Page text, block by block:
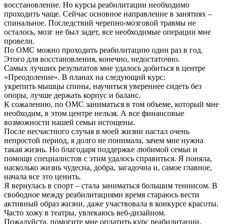
восстановление. Но курсы реабилитации необходимо
проходить чаще. Сейчас основное направление в занятиях –
спинальное. Последствий черепно-мозговой травмы не
осталось, мозг не был задет, все необходимые операции мне
провели.
По ОМС можно проходить реабилитацию один раз в год.
Этого для восстановления, конечно, недостаточно.
Самых лучших результатов мне удалось добиться в центре
«Преодоление». В планах на следующий курс:
укрепить мышцы спины, научиться увереннее сидеть без
опоры, лучше держать корпус и баланс.
К сожалению, по ОМС заниматься в том объеме, который мне
необходим, в этом центре нельзя. А все финансовые
возможности нашей семьи истощены.
После несчастного случая в моей жизни настал очень
непростой период, я долго не понимала, зачем мне нужна
такая жизнь. Но благодаря поддержке любимой семьи и
помощи специалистов с этим удалось справиться. Я поняла,
насколько жизнь чудесна, добра, загадочна и, самое главное,
начала все это ценить.
Я вернулась в спорт – стала заниматься большим теннисом. В
свободное между реабилитациями время стараюсь вести
активный образ жизни, даже участвовала в конкурсе красоты.
Часто хожу в театры, увлекаюсь веб-дизайном.
Пожалуйста, помогите мне оплатить курс реабилитации,